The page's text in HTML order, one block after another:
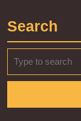
Search
for: